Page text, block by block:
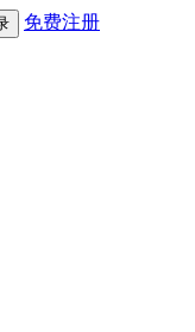
免费注册